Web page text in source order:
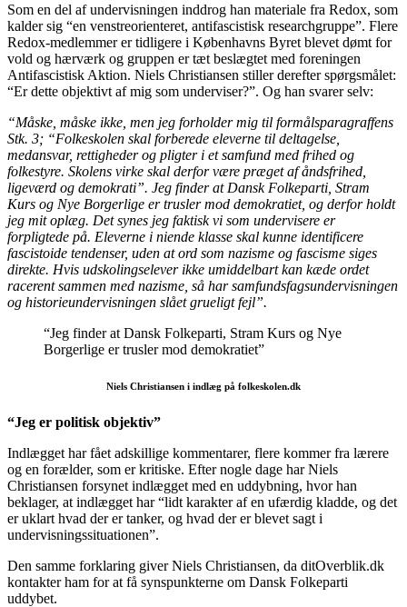
Som en del af undervisningen inddrog han materiale fra Redox, som
kalder sig “en venstreorienteret, antifascistisk researchgruppe”. Flere
Redox-medlemmer er tidligere i Københavns Byret blevet dømt for
vold og hærværk og gruppen er tæt beslægtet med foreningen
Antifascistisk Aktion. Niels Christiansen stiller derefter spørgsmålet:
“Er dette objektivt af mig som underviser?”. Og han svarer selv:
“Måske, måske ikke, men jeg forholder mig til formålsparagraffens
Stk. 3; “Folkeskolen skal forberede eleverne til deltagelse,
medansvar, rettigheder og pligter i et samfund med frihed og
folkestyre. Skolens virke skal derfor være præget af åndsfrihed,
ligeværd og demokrati”. Jeg finder at Dansk Folkeparti, Stram
Kurs og Nye Borgerlige er trusler mod demokratiet, og derfor holdt
jeg mit oplæg. Det synes jeg faktisk vi som undervisere er
forpligtede på. Eleverne i niende klasse skal kunne identificere
fascistoide tendenser, uden at ord som nazisme og fascisme siges
direkte. Hvis udskolingselever ikke umiddelbart kan kæde ordet
racerent sammen med nazisme, så har samfundsfagsundervisningen
og historieundervisningen slået grueligt fejl”.
“Jeg finder at Dansk Folkeparti, Stram Kurs og Nye
Borgerlige er trusler mod demokratiet”
Niels Christiansen i indlæg på folkeskolen.dk
“Jeg er politisk objektiv”
Indlægget har fået adskillige kommentarer, flere kommer fra lærere
og en forælder, som er kritiske. Efter nogle dage har Niels
Christiansen forsynet indlægget med en uddybning, hvor han
beklager, at indlægget har “lidt karakter af en ufærdig kladde, og det
er uklart hvad der er tanker, og hvad der er blevet sagt i
undervisningssituationen”.
Den samme forklaring giver Niels Christiansen, da ditOverblik.dk
kontakter ham for at få synspunkterne om Dansk Folkeparti
uddybet.